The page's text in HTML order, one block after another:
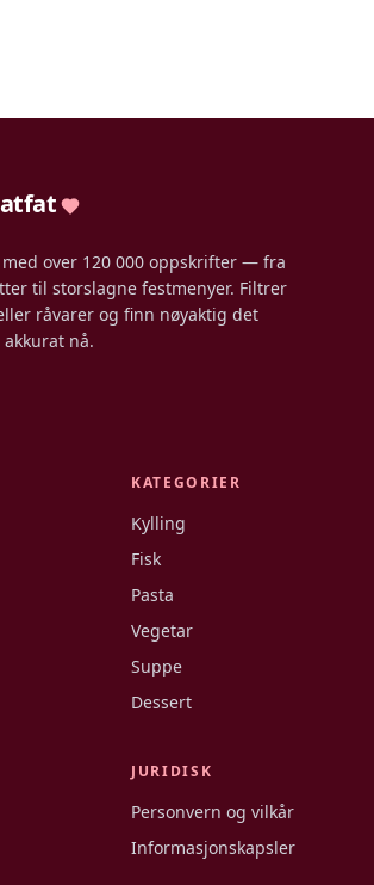
over 120 000 oppskrifter — fra
til storslagne festmenyer. Filtrer
råvarer og finn nøyaktig det
nå.
KATEGORIER
Kylling
Fisk
Pasta
Vegetar
Suppe
Dessert
JURIDISK
Personvern og vilkår
Informasjonskapsler